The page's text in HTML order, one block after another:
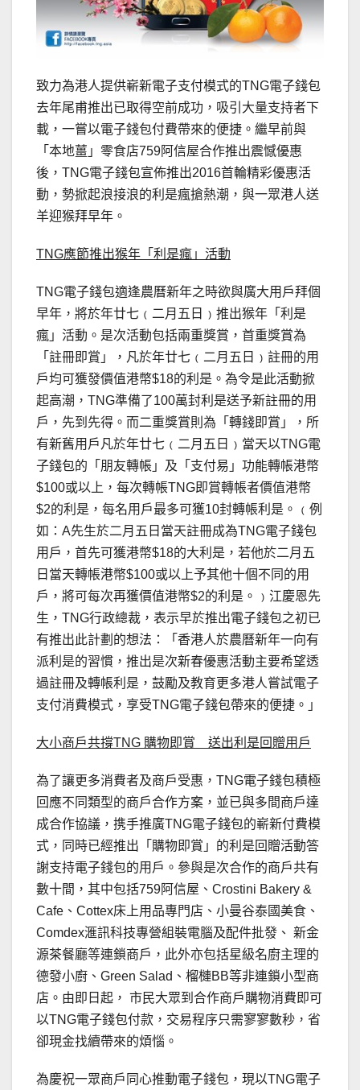
致力為港人提供嶄新電子支付模式的TNG電子錢包
去年尾甫推出已取得空前成功，吸引大量支持者下
載，一嘗以電子錢包付費帶來的便捷。繼早前與
「本地薑」零食店759阿信屋合作推出震憾優惠
後，TNG電子錢包宣佈推出2016首輪精彩優惠活
動，勢掀起浪接浪的利是瘋搶熱潮，與一眾港人送
羊迎猴拜早年。
TNG應節推出猴年「利是瘋」活動
TNG電子錢包適逢農曆新年之時欲與廣大用戶拜個
早年，將於年廿七﹙二月五日﹚推出猴年「利是
瘋」活動。是次活動包括兩重獎賞，首重獎賞為
「註冊即賞」，凡於年廿七﹙二月五日﹚註冊的用
戶均可獲發價值港幣$18的利是。為令是此活動掀
起高潮，TNG準備了100萬封利是送予新註冊的用
戶，先到先得。而二重獎賞則為「轉錢即賞」，所
有新舊用戶凡於年廿七﹙二月五日﹚當天以TNG電
子錢包的「朋友轉帳」及「支付易」功能轉帳港幣
$100或以上，每次轉帳TNG即賞轉帳者價值港幣
$2的利是，每名用戶最多可獲10封轉帳利是。﹙例
如：A先生於二月五日當天註冊成為TNG電子錢包
用戶，首先可獲港幣$18的大利是，若他於二月五
日當天轉帳港幣$100或以上予其他十個不同的用
戶，將可每次再獲價值港幣$2的利是。﹚江慶恩先
生，TNG行政總裁，表示早於推出電子錢包之初已
有推出此計劃的想法：「香港人於農曆新年一向有
派利是的習慣，推出是次新春優惠活動主要希望透
過註冊及轉帳利是，鼓勵及教育更多港人嘗試電子
支付消費模式，享受TNG電子錢包帶來的便捷。」
大小商戶共撐TNG 購物即賞 送出利是回贈用戶
為了讓更多消費者及商戶受惠，TNG電子錢包積極
回應不同類型的商戶合作方案，並已與多間商戶達
成合作協議，携手推廣TNG電子錢包的嶄新付費模
式，同時已經推出「購物即賞」的利是回贈活動答
謝支持電子錢包的用戶。參與是次合作的商戶共有
數十間，其中包括759阿信屋、Crostini Bakery &
Cafe、Cottex床上用品專門店、小曼谷泰國美食、
Comdex滙訊科技專營組裝電腦及配件批發、 新金
源茶餐廳等連鎖商戶，此外亦包括星級名廚主理的
德發小廚、Green Salad、榴槤BB等非連鎖小型商
店。由即日起， 市民大眾到合作商戶購物消費即可
以TNG電子錢包付款，交易程序只需寥寥數秒，省
卻現金找續帶來的煩惱。
為慶祝一眾商戶同心推動電子錢包，現以TNG電子